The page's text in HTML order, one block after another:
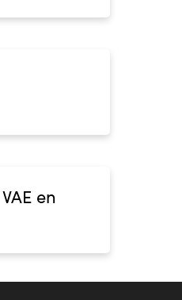
en